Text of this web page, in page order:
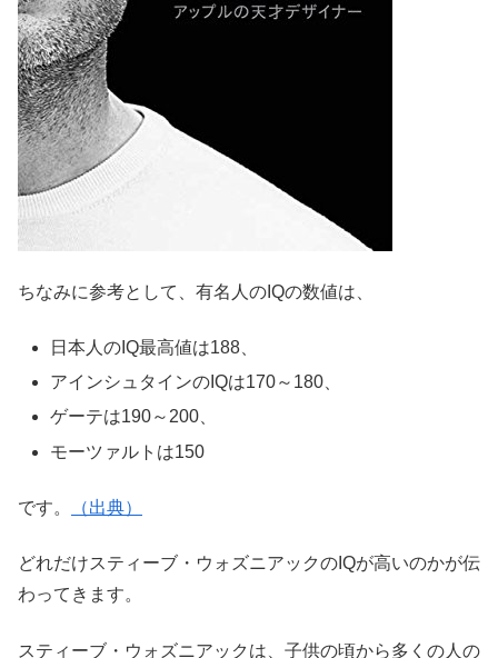
ちなみに参考として、有名人のIQの数値は、
日本人のIQ最高値は188、
アインシュタインのIQは170～180、
ゲーテは190～200、
モーツァルトは150
です。 （出典）
どれだけスティーブ・ウォズニアックのIQが高いのかが伝
わってきます。
スティーブ・ウォズニアックは、子供の頃から多くの人の